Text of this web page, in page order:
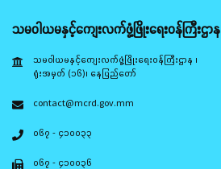
သမဝါယမနှင့်ကျေးလက်ဖွံ့ဖြိုးရေးဝန်ကြီးဌာန
သမဝါယမနှင့်ကျေးလက်ဖွံ့ဖြိုးရေးဝန်ကြီးဌာန ၊
ရုံးအမှတ် (၁၆)၊ နေပြည်တော်
contact@mcrd.gov.mm
၀၆၇ - ၄၁၀၀၃၃
၀၆၇ - ၄၁၀၀၃၆